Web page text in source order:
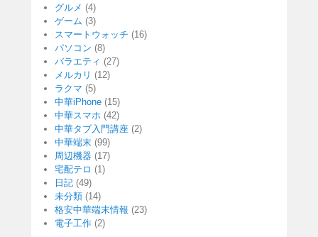
グルメ (4)
ゲーム (3)
スマートウォッチ (16)
パソコン (8)
バラエティ (27)
メルカリ (12)
ラクマ (5)
中華iPhone (15)
中華スマホ (42)
中華タブ入門講座 (2)
中華端末 (99)
周辺機器 (17)
宅配テロ (1)
日記 (49)
未分類 (14)
格安中華端末情報 (23)
電子工作 (2)